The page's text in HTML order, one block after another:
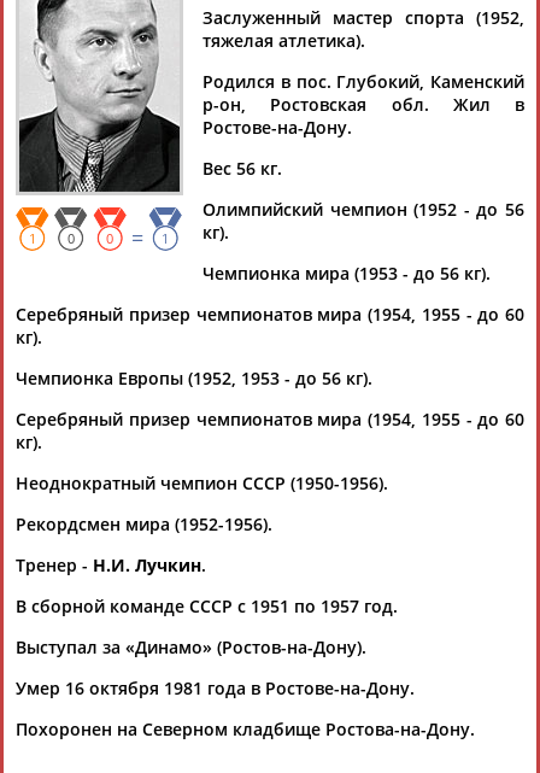
Аслаудин
АБАЕВ
Елена
АБАИМОВА
Мария
АБАКУМОВА
Юлия
Дмитрий
Тамилла
АБАСОВА
АБАЧАРАЕВ
АБАШИДЗЕ
Флюра
БУЛАТОВА
Татьяна
Акжана
Тяжелая атлетика
1 0 0 = 1
Заслуженный мастер спорта (1952,
тяжелая атлетика).
Родился в пос. Глубокий, Каменский
р-он, Ростовская обл. Жил в
Ростове-на-Дону.
Вес 56 кг.
Олимпийский чемпион (1952 - до 56
кг).
Чемпионка мира (1953 - до 56 кг).
Серебряный призер чемпионатов мира (1954, 1955 - до 60
кг).
Чемпионка Европы (1952, 1953 - до 56 кг).
Серебряный призер чемпионатов мира (1954, 1955 - до 60
кг).
Неоднократный чемпион СССР (1950-1956).
Рекордсмен мира (1952-1956).
Тренер - Н.И. Лучкин.
В сборной команде СССР с 1951 по 1957 год.
Выступал за «Динамо» (Ростов-на-Дону).
Умер 16 октября 1981 года в Ростове-на-Дону.
Похоронен на Северном кладбище Ростова-на-Дону.